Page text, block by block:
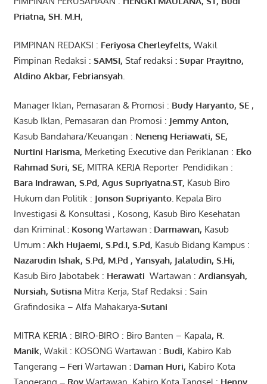
Priatna, SH . M.H,
PIMPINAN REDAKSI : Feriyosa Cherleyfelts, Wakil
Pimpinan Redaksi : SAMSI, Staf redaksi : Supar Prayitno,
Aldino Akbar, Febriansyah.
Manager Iklan, Pemasaran & Promosi : Budy Haryanto, SE,
Kasub Iklan, Pemasaran dan Promosi : Jemmy Anton,
Kasub Bandahara/Keuangan : Neneng Heriawati, SE,
Nurtini Harisma, Merketing Executive dan Periklanan : Eko
Rahmad Suri, SE, MITRA KERJA Reporter Pendidikan :
Bara Indrawan, S.Pd, Agus Supriyatna.ST, Kasub Biro
Hukum dan Politik : Jonson Supriyanto. Kepala Biro
Investigasi & Konsultasi , Kosong, Kasub Biro Kesehatan
dan Kriminal : KosongWartawan : Darmawan, Kasub
Umum : Akh Hujaemi, S.Pd.I, S.Pd, Kasub Bidang Kampus :
Nazarudin Ishak, S.Pd, M.Pd, Yansyah, Jalaludin, S.Hi,
Kasub Biro Jabotabek : Herawati Wartawan : Ardiansyah,
Nursiah, SutisnaMitra Kerja, Staf Redaksi : Sain
Grafindosika – Alfa Mahakarya-Sutani
MITRA KERJA : BIRO-BIRO : Biro Banten – Kapala, R.
Manik, Wakil : KOSONG Wartawan : Budi, Kabiro Kab
Tangerang – Feri Wartawan : Daman Huri, Kabiro Kota